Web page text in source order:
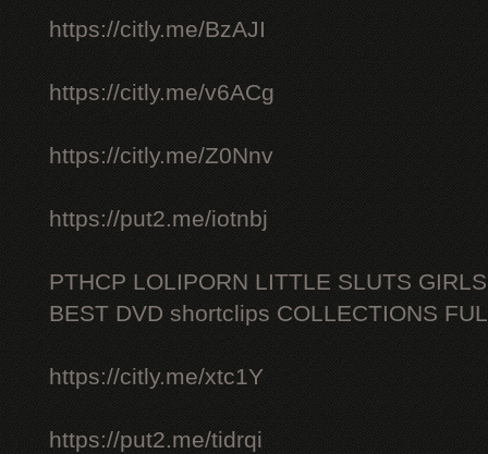
https://citly.me/BzAJI
https://citly.me/v6ACg
https://citly.me/Z0Nnv
https://put2.me/iotnbj
PTHCP LOLIPORN LITTLE SLUTS
BEST DVD shortclips COLLECTIONS
https://citly.me/xtc1Y
https://put2.me/tidrqi